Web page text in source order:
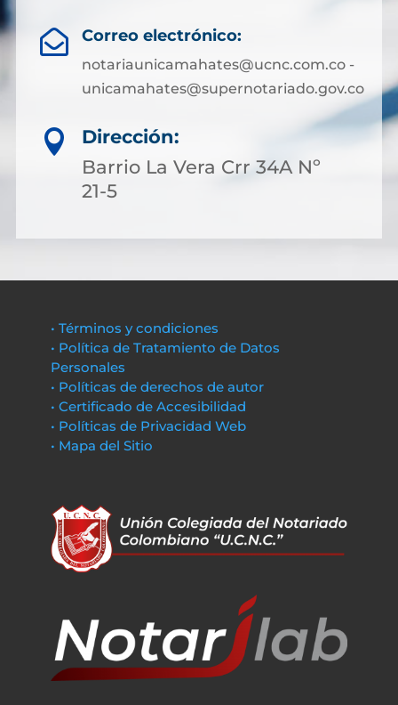
 Correo electrónico:
notariaunicamahates@ucnc.com.co -
unicamahates@supernotariado.gov.co

Dirección:
Barrio La Vera Crr 34A Nº
21-5
• Términos y condiciones
• Política de Tratamiento de Datos
Personales
• Políticas de derechos de autor
• Certificado de Accesibilidad
• Políticas de Privacidad Web
• Mapa del Sitio